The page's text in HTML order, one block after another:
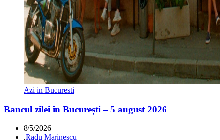
Azi in Bucuresti
Bancul zilei în București – 5 august 2026
8/5/2026
.Radu Marinescu